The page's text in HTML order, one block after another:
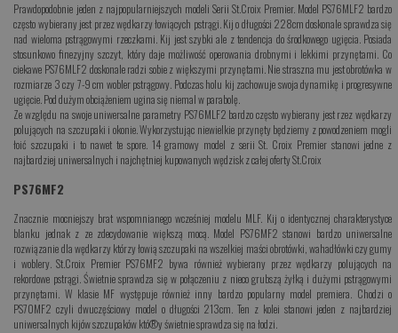
Prawdopodobnie jeden z najpopularniejszych modeli Serii St.Croix Premier. Model PS76MLF2 bardzo
często wybierany jest przez wędkarzy łowiących pstrągi. Kij o długości 228cm doskonale sprawdza się
nad wieloma pstrągowymi rzeczkami. Kij jest szybki ale z tendencja do środkowego ugięcia. Posiada
stosunkowo finezyjny szczyt, który daje możliwość operowania drobnymi i lekkimi przynętami. Co
ciekawe PS76MLF2 doskonale radzi sobie z większymi przynętami. Nie straszna mu jest obrotówka w
rozmiarze 3 czy 7-9 cm wobler pstrągowy. Podczas holu kij zachowuje swoja dynamikę i progresywne
ugięcie. Pod dużym obciążeniem ugina się niemal w parabolę.
Ze względu na swoje uniwersalne parametry PS76MLF2 bardzo często wybierany jest rzez wędkarzy
polujących na szczupaki i okonie. Wykorzystując niewielkie przynęty będziemy z powodzeniem mogli
łoić szczupaki i to nawet te spore. 14 gramowy model z serii St. Croix Premier stanowi jedne z
najbardziej uniwersalnych i najchętniej kupowanych wędzisk z całej oferty St.Croix
PS76MF2
Znacznie mocniejszy brat wspomnianego wcześniej modelu MLF. Kij o identycznej charakterystyce
blanku jednak z ze zdecydowanie większą mocą. Model PS76MF2 stanowi bardzo uniwersalne
rozwiązanie dla wędkarzy którzy łowią szczupaki na wszelkiej maści obrotówki, wahadłówki czy gumy
i woblery. St.Croix Premier PS76MF2 bywa również wybierany przez wędkarzy polujących na
rekordowe pstrągi. Świetnie sprawdza się w połączeniu z nieco grubszą żyłką i dużymi pstrągowymi
przynętami. W klasie MF występuje również inny bardzo popularny model premiera. Chodzi o
PS70MF2 czyli dwuczęściowy model o długości 213cm. Ten z kolei stanowi jeden z najbardziej
uniwersalnych kijów szczupaków któ®y świetnie sprawdza się na łodzi.